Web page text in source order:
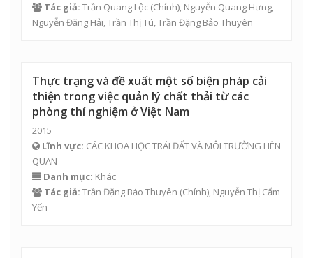
Tác giả: Trần Quang Lộc (Chính), Nguyễn Quang Hưng,
Nguyễn Đăng Hải,Trần Thị Tú,Trần Đặng Bảo Thuyên
Thực trạng và đề xuất một số biện pháp cải
thiện trong việc quản lý chất thải từ các
phòng thí nghiệm ở Việt Nam
2015
Lĩnh vực: CÁC KHOA HỌC TRÁI ĐẤT VÀ MÔI TRƯỜNG LIÊN
QUAN
Danh mục: Khác
Tác giả: Trần Đặng Bảo Thuyên (Chính), Nguyễn Thị Cẩm
Yến